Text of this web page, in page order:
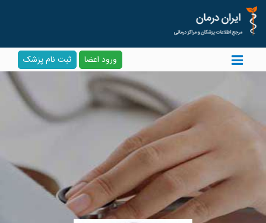
ورود اعضا ثبت نام پزشک